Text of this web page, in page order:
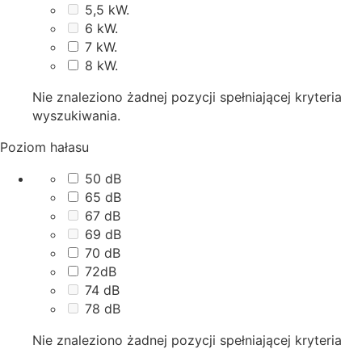
5,5 kW.
6 kW.
7 kW.
8 kW.
Nie znaleziono żadnej pozycji spełniającej kryteria
wyszukiwania.
Poziom hałasu
50 dB
65 dB
67 dB
69 dB
70 dB
72dB
74 dB
78 dB
Nie znaleziono żadnej pozycji spełniającej kryteria